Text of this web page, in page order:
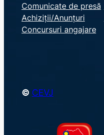
a
r
c
Comunicate de presă
Achiziții/Anunțuri
Concursuri angajare
© CEVJ